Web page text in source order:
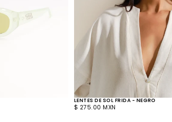
LENTES DE SOL FRIDA - NEGRO
PRECIO
$ 275.00 MXN